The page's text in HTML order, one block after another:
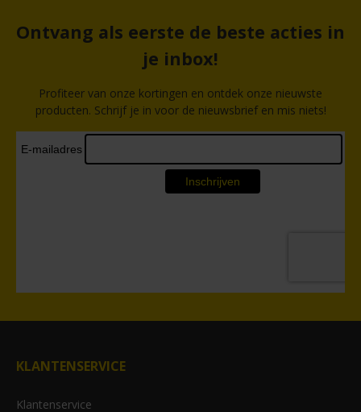
Ontvang als eerste de beste acties in
je inbox!
Profiteer van onze kortingen en ontdek onze nieuwste
producten. Schrijf je in voor de nieuwsbrief en mis niets!
KLANTENSERVICE
Klantenservice